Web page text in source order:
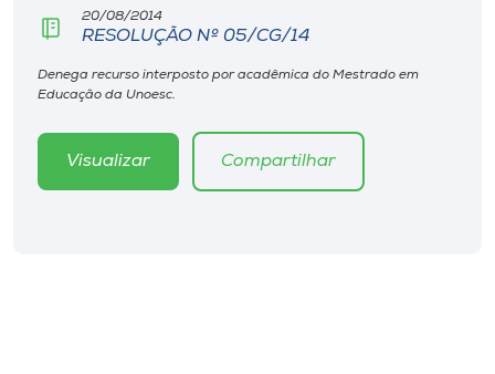
CPA
Biblioteca
Editora
20/08/2014
RESOLUÇÃO Nº 05/CG/14
Denega recurso interposto por acadêmica do Mestrado em
Educação da Unoesc.
Visualizar Compartilhar